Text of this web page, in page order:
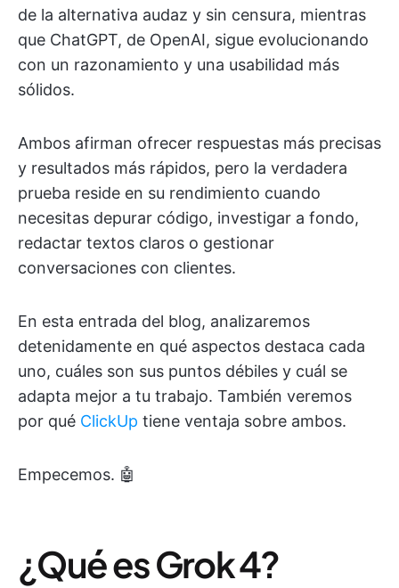
de la alternativa audaz y sin censura, mientras
que ChatGPT, de OpenAI, sigue evolucionando
con un razonamiento y una usabilidad más
sólidos.
Ambos afirman ofrecer respuestas más precisas
y resultados más rápidos, pero la verdadera
prueba reside en su rendimiento cuando
necesitas depurar código, investigar a fondo,
redactar textos claros o gestionar
conversaciones con clientes.
En esta entrada del blog, analizaremos
detenidamente en qué aspectos destaca cada
uno, cuáles son sus puntos débiles y cuál se
adapta mejor a tu trabajo. También veremos
por qué ClickUp tiene ventaja sobre ambos.
Empecemos. 🤖
¿Qué es Grok 4?